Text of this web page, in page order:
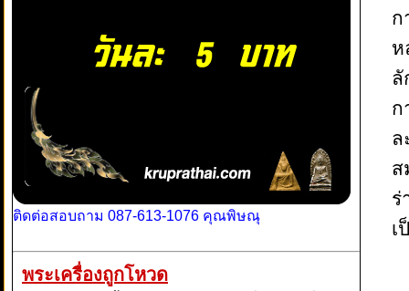
ติดต่อสอบถาม 087-613-1076 คุณพิษณุ
พระเครื่องถูกโหวด
ก
ห
ลั
ก
ล
ส
ร่
เ